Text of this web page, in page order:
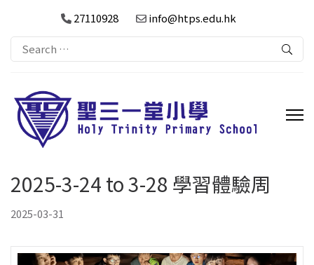
27110928 info@htps.edu.hk
Search
for:
2025-3-24 to 3-28 學習體驗周
2025-03-31